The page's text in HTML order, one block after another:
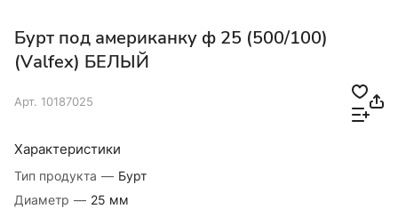
Бурт под американку ф 25 (500/100)
(Vаlfex) БЕЛЫЙ
Арт. 10187025
Характеристики
Тип продукта — Бурт
Диаметр — 25 мм